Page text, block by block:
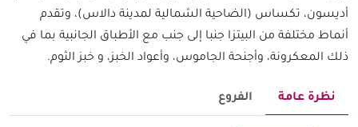
أديسون، تكساس (الضاحية الشمالية لمدينة دالاس)، وتقدم
أنماط مختلفة من البيتزا جنبا إلى جنب مع الأطباق الجانبية بما في
ذلك المعكرونة، وأجنحة الجاموس، وأعواد الخبز، و خبز الثوم.
نظرة عامة الفروع